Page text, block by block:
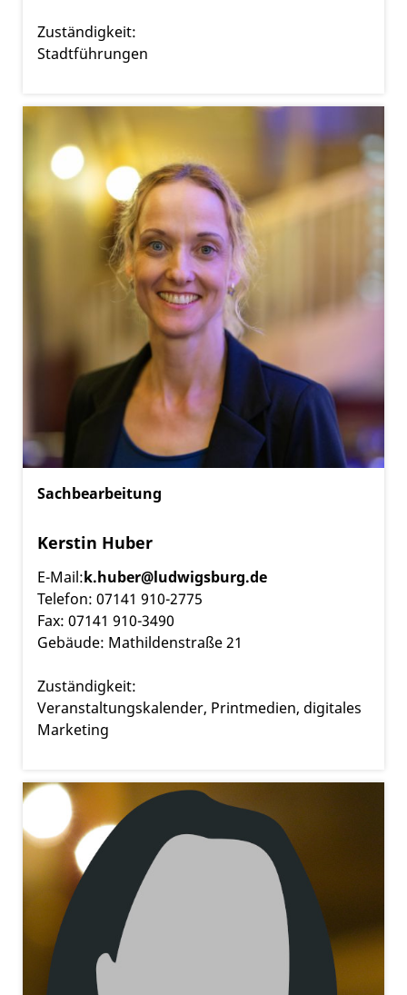
Zuständigkeit:
Stadtführungen
Sachbearbeitung
Kerstin Huber
E-Mail:k.huber@ludwigsburg.de
Telefon: 07141 910-2775
Fax: 07141 910-3490
Gebäude: Mathildenstraße 21
Zuständigkeit:
Veranstaltungskalender, Printmedien, digitales
Marketing